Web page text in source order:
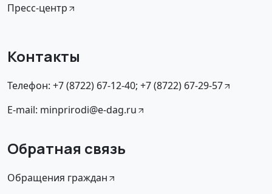
Пресс-центр
Контакты
Телефон: +7 (8722) 67-12-40; +7 (8722) 67-29-57
E-mail: minprirodi@e-dag.ru
Обратная связь
Обращения граждан